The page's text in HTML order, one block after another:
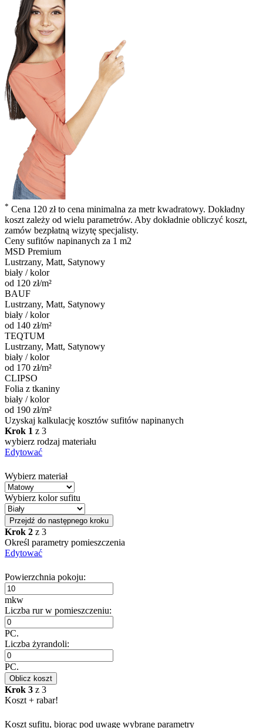
* Cena 120 zł to cena minimalna za metr kwadratowy. Dokładny
koszt zależy od wielu parametrów. Aby dokładnie obliczyć koszt,
zamów bezpłatną wizytę specjalisty.
Ceny sufitów napinanych za 1 m2
MSD Premium
Lustrzany, Matt, Satynowy
biały / kolor
od 120 zł/m²
BAUF
Lustrzany, Matt, Satynowy
biały / kolor
od 140 zł/m²
TEQTUM
Lustrzany, Matt, Satynowy
biały / kolor
od 170 zł/m²
CLIPSO
Folia z tkaniny
biały / kolor
od 190 zł/m²
Uzyskaj kalkulację kosztów sufitów napinanych
Krok 1 z 3
wybierz rodzaj materiału
Edytować
Wybierz materiał
Wybierz kolor sufitu
Przejdź do następnego kroku
Krok 2 z 3
Określ parametry pomieszczenia
Edytować
Powierzchnia pokoju:
mkw
Liczba rur w pomieszczeniu:
PC.
Liczba żyrandoli:
PC.
Oblicz koszt
Krok 3 z 3
Koszt + rabar!
Koszt sufitu, biorąc pod uwagę wybrane parametry